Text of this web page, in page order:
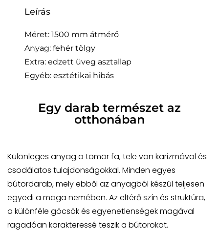
Leírás
Méret: 1500 mm átmérő
Anyag: fehér tölgy
Extra: edzett üveg asztallap
Egyéb: esztétikai hibás
Egy darab természet az
otthonában
Különleges anyag a tömör fa, tele van karizmával és
csodálatos tulajdonságokkal. Minden egyes
bútordarab, mely ebből az anyagból készül teljesen
egyedi a maga nemében. Az eltérő szín és struktúra,
a különféle göcsök és egyenetlenségek magával
ragadóan karakteressé teszik a bútorokat.